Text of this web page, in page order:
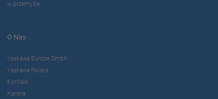
w przemyśle
O Nas
Yaskawa Europe Gmbh
Yaskawa Polska
Kontakt
Kariera